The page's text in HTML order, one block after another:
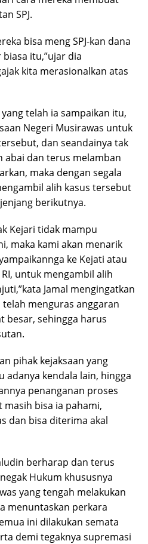
SPJ.
bisa meng SPJ-kan dana
itu,”ujar dia
kita merasionalkan atas
telah ia sampaikan itu,
Negeri Musirawas untuk
dan seandainya tak
abai dan terus melamban
maka dengan segala
alih kasus tersebut
berikutnya.
Kejari tidak mampu
maka kami akan menarik
ke Kejati atau
RI, untuk mengambil alih
Jamal mengingatkan
menguras anggaran
besar, sehingga harus
pihak kejaksaan yang
adanya kendala lain, hingga
penanganan proses
bisa ia pahami,
dan bisa diterima akal
berharap dan terus
Hukum khususnya
yang tengah melakukan
menuntaskan perkara
ini dilakukan semata
demi tegaknya supremasi